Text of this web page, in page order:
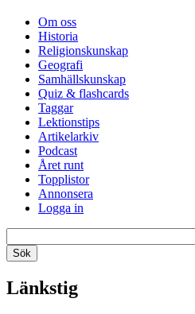
Om oss
Historia
Religionskunskap
Geografi
Samhällskunskap
Quiz & flashcards
Taggar
Lektionstips
Artikelarkiv
Podcast
Året runt
Topplistor
Annonsera
Logga in
Länkstig